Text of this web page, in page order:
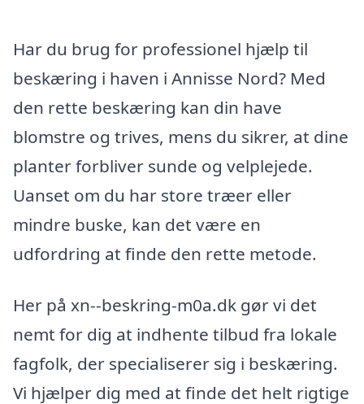
Har du brug for professionel hjælp til
beskæring i haven i Annisse Nord? Med
den rette beskæring kan din have
blomstre og trives, mens du sikrer, at dine
planter forbliver sunde og velplejede.
Uanset om du har store træer eller
mindre buske, kan det være en
udfordring at finde den rette metode.
Her på xn--beskring-m0a.dk gør vi det
nemt for dig at indhente tilbud fra lokale
fagfolk, der specialiserer sig i beskæring.
Vi hjælper dig med at finde det helt rigtige